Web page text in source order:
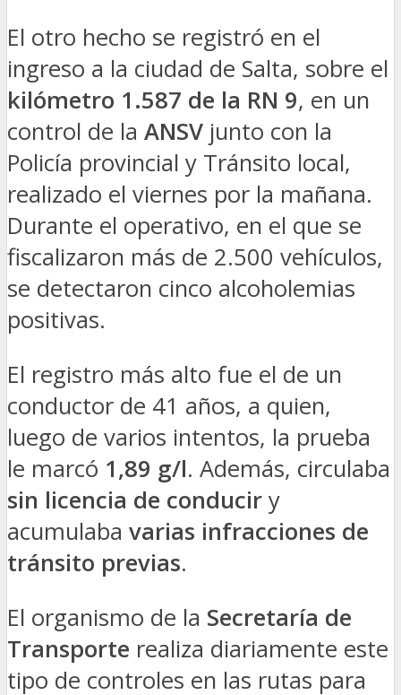
El otro hecho se registró en el
ingreso a la ciudad de Salta, sobre el
kilómetro 1.587 de la RN 9, en un
control de la ANSV junto con la
Policía provincial y Tránsito local,
realizado el viernes por la mañana.
Durante el operativo, en el que se
fiscalizaron más de 2.500 vehículos,
se detectaron cinco alcoholemias
positivas.
El registro más alto fue el de un
conductor de 41 años, a quien,
luego de varios intentos, la prueba
le marcó 1,89 g/l. Además, circulaba
sin licencia de conducir y
acumulaba varias infracciones de
tránsito previas.
El organismo de la Secretaría de
Transporte realiza diariamente este
tipo de controles en las rutas para